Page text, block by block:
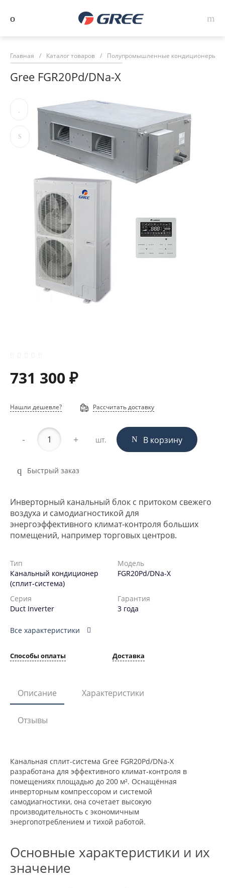
Главная / Каталог товаров / Полупромышленные кондиционеры
Gree FGR20Pd/DNa-X
731 300 ₽
Нашли дешевле? Рассчитать доставку
- + шт. В корзину
Быстрый заказ
Инверторный канальный блок с притоком свежего
воздуха и самодиагностикой для
энергоэффективного климат‑контроля больших
помещений, например торговых центров.
Тип
Канальный кондиционер
(сплит-система)
Модель
FGR20Pd/DNa-X
Серия
Duct Inverter
Гарантия
3 года
Все характеристики
Способы оплаты Доставка
Описание Характеристики
Отзывы
Канальная сплит-система Gree FGR20Pd/DNa-X
разработана для эффективного климат-контроля в
помещениях площадью до 200 м². Оснащённая
инверторным компрессором и системой
самодиагностики, она сочетает высокую
производительность с экономичным
энергопотреблением и тихой работой.
Основные характеристики и их
значение